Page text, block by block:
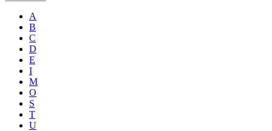
A
B
C
D
E
I
M
O
S
T
U